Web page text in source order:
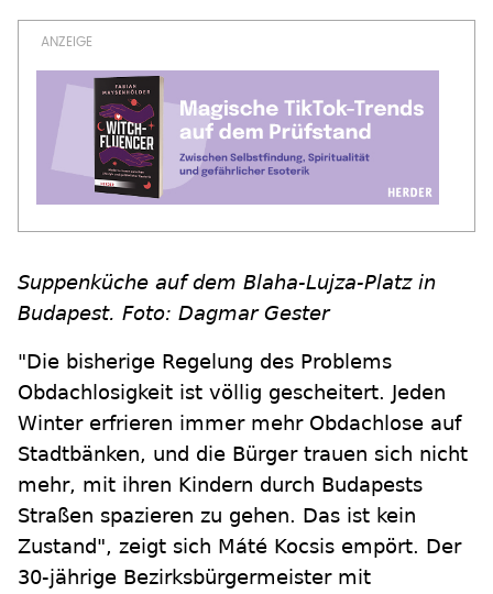
Suppenküche auf dem Blaha-Lujza-Platz in
Budapest. Foto: Dagmar Gester
"Die bisherige Regelung des Problems
Obdachlosigkeit ist völlig gescheitert. Jeden
Winter erfrieren immer mehr Obdachlose auf
Stadtbänken, und die Bürger trauen sich nicht
mehr, mit ihren Kindern durch Budapests
Straßen spazieren zu gehen. Das ist kein
Zustand", zeigt sich Máté Kocsis empört. Der
30-jährige Bezirksbürgermeister mit